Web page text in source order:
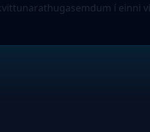
í einni